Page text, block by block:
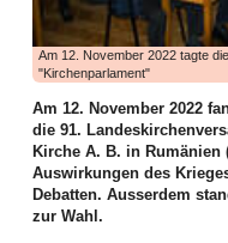
Halbjahres lässt sich auf
Aktivitäten dokumentieren.
Die Frauenarbeit begann mit
Am zweiten
zur Vorbereitung des WGT
folgten der Einladung des
Einwohner kennenzulernen,
vertiefen, die Lieder einzuüben
nigerianischen Frauen zu
Am 12. November 2022 tagte
"Kirchenparlament"
Am 12. November 2022
die 91.
Kirche A. B. in
Auswirkungen des
Debatten. Ausserdem
zur Wahl.